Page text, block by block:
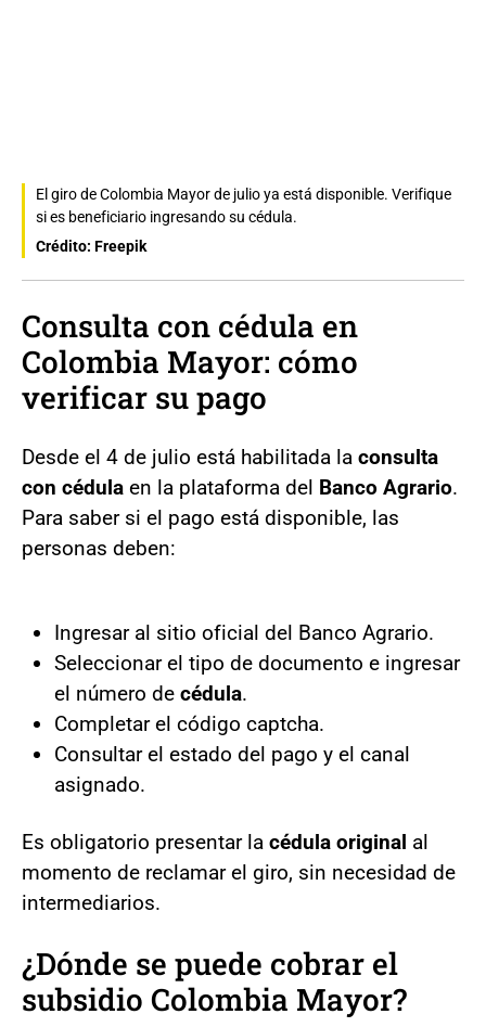
El giro de Colombia Mayor de julio ya está disponible. Verifique
si es beneficiario ingresando su cédula.
Crédito: Freepik
Consulta con cédula en
Colombia Mayor: cómo
verificar su pago
Desde el 4 de julio está habilitada la consulta
con cédula en la plataforma del Banco Agrario.
Para saber si el pago está disponible, las
personas deben:
Ingresar al sitio oficial del Banco Agrario.
Seleccionar el tipo de documento e ingresar
el número de cédula.
Completar el código captcha.
Consultar el estado del pago y el canal
asignado.
Es obligatorio presentar la cédula original al
momento de reclamar el giro, sin necesidad de
intermediarios.
¿Dónde se puede cobrar el
subsidio Colombia Mayor?